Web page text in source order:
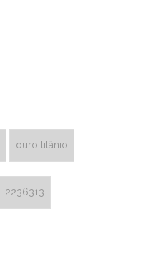
ouro titânio
2236313